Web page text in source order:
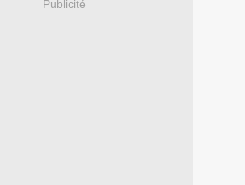
Publicité